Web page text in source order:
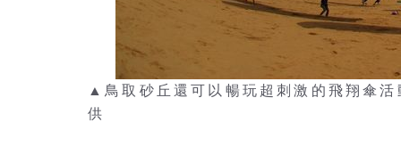
▲鳥取砂丘還可以暢玩超刺激的飛翔傘
供